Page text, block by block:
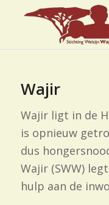
Wajir
Wajir ligt in de
is opnieuw
dus
Wajir (SWW)
hulp aan de